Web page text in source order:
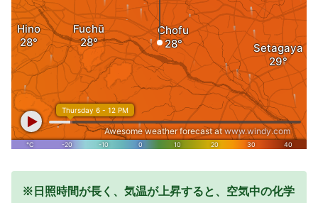
※日照時間が長く、気温が上昇すると、空気中の化学